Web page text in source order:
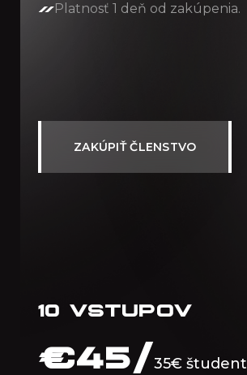
Platnosť 1 deň od zakúpenia.
ZAKÚPIŤ ČLENSTVO
10 VSTUPOV
€45/35€ študent